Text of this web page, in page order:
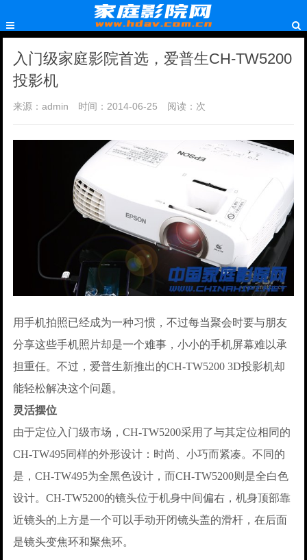
入门级家庭影院首选，爱普生CH-TW5200
投影机
来源：admin 时间：2014-06-25 阅读： 次
用手机拍照已经成为一种习惯，不过每当聚会时要与朋友
分享这些手机照片却是一个难事，小小的手机屏幕难以承
担重任。不过，爱普生新推出的CH-TW5200 3D投影机却
能轻松解决这个问题。
灵活摆位
由于定位入门级市场，CH-TW5200采用了与其定位相同的
CH-TW495同样的外形设计：时尚、小巧而紧凑。不同的
是，CH-TW495为全黑色设计，而CH-TW5200则是全白色
设计。CH-TW5200的镜头位于机身中间偏右，机身顶部靠
近镜头的上方是一个可以手动开闭镜头盖的滑杆，在后面
是镜头变焦环和聚焦环。